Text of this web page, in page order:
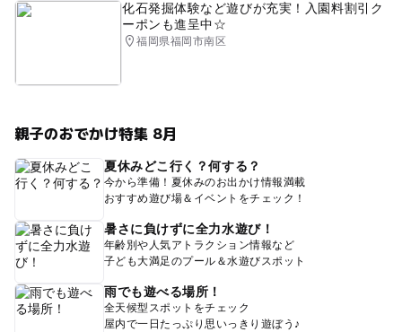
化石発掘体験など遊びが充実！入園料割引ク
ーポンも進呈中☆
福岡県福岡市南区
親子のおでかけ特集 8月
夏休みどこ行く？何する？
今から準備！夏休みのお出かけ情報満載
おすすめ遊び場＆イベントをチェック！
暑さに負けずに全力水遊び！
年齢別や人気アトラクション情報など
子ども大満足のプール＆水遊びスポット
雨でも遊べる場所！
全天候型スポットをチェック
屋内で一日たっぷり思いっきり遊ぼう♪